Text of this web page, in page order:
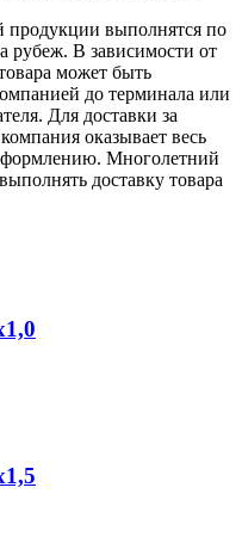
продукции выполнятся по
рубеж. В зависимости от
может быть
до терминала или
Для доставки за
оказывает весь
Многолетний
доставку товара